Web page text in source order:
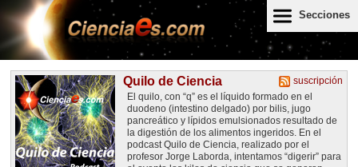
Secciones
suscripción
Quilo de Ciencia
El quilo, con “q” es el líquido formado en el
duodeno (intestino delgado) por bilis, jugo
pancreático y lípidos emulsionados resultado de
la digestión de los alimentos ingeridos. En el
podcast Quilo de Ciencia, realizado por el
profesor Jorge Laborda, intentamos “digerir” para